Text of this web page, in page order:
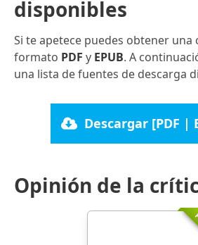
disponibles
Si te apetece puedes obtener una
formato PDF y EPUB. A
una lista de fuentes de descarga
Descargar [PDF |
Opinión de la